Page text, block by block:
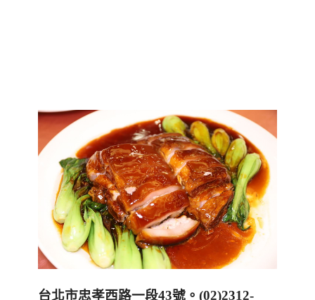
台北市忠孝西路一段43號。 (02)2312-